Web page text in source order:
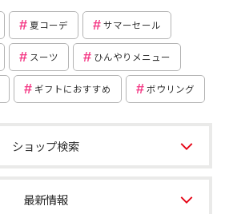
夏コーデ サマーセール
スーツ ひんやりメニュー
ギフトにおすすめ ボウリング
ショップ検索
最新情報